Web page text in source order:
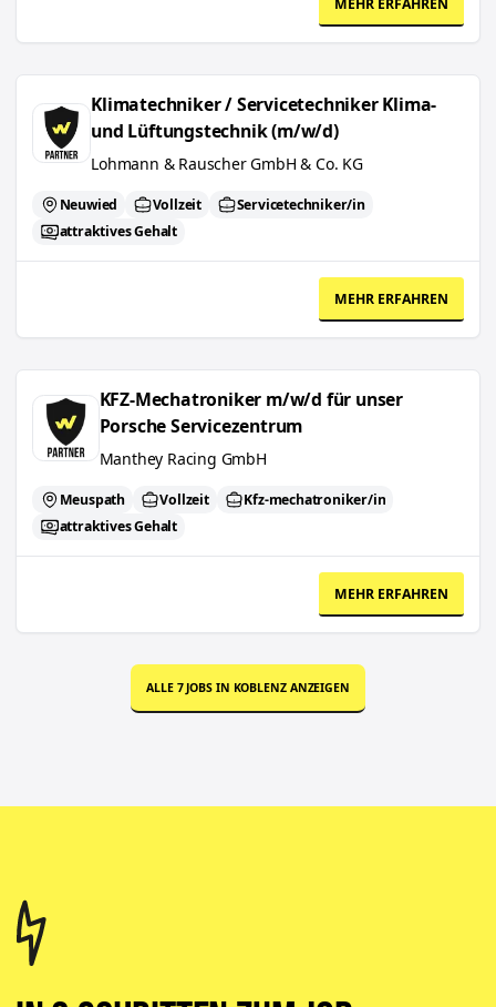
Klimatechniker / Servicetechniker Klima- und Lüftungstechnik (m/
Klimatechniker / Servicetechniker Klima-
und Lüftungstechnik (m/w/d)
Lohmann & Rauscher GmbH & Co. KG
Neuwied Vollzeit
Servicetechniker/in
attraktives Gehalt
MEHR ERFAHREN
KFZ-Mechatroniker m/w/d für unser Porsche Servicezentrum
KFZ-Mechatroniker m/w/d für unser
Porsche Servicezentrum
Manthey Racing GmbH
Meuspath Vollzeit
Kfz-mechatroniker/in
attraktives Gehalt
MEHR ERFAHREN
ALLE 7JOBS IN KOBLENZANZEIGEN